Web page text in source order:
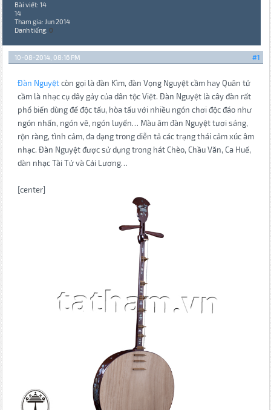
Bài viết: 14
14
Tham gia: Jun 2014
Danh tiếng: 0
#1
10-08-2014, 08:16 PM
Đàn Nguyệtcòn gọi là đàn Kìm, đàn Vọng Nguyệt cầm hay Quân tử
cầm là nhạc cụ dây gảy của dân tộc Việt. Đàn Nguyệt là cây đàn rất
phổ biến dùng để độc tấu, hòa tấu với nhiều ngón chơi độc đáo như
ngón nhấn, ngón vê, ngón luyến… Màu âm đàn Nguyệt tươi sáng,
rộn ràng, tình cảm, đa dạng trong diễn tả các trạng thái cảm xúc âm
nhạc. Đàn Nguyệt được sử dụng trong hát Chèo, Chầu Văn, Ca Huế,
dàn nhạc Tài Tử và Cải Lương…
[center]